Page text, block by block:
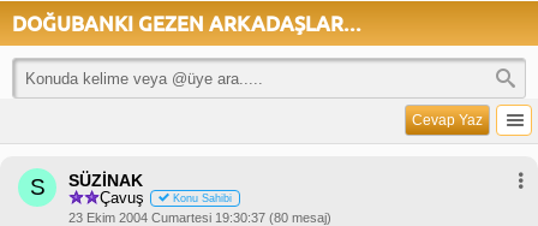
DOĞUBANKI GEZEN ARKADAŞLAR...
Cevap Yaz
S SÜZİNAK
Çavuş Konu Sahibi
23 Ekim 2004 Cumartesi 19:30:37 (80 mesaj)